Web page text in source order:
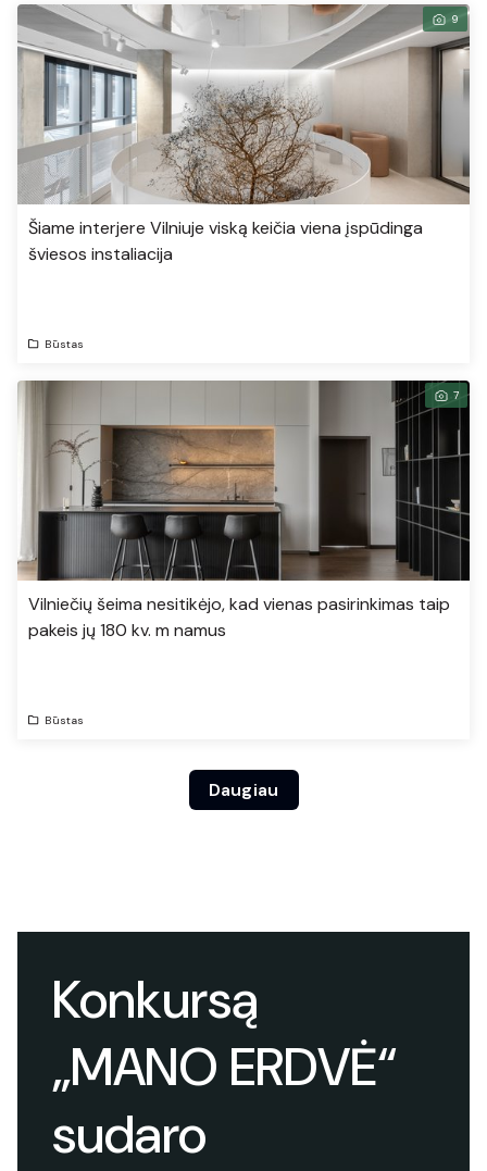
9
Šiame interjere Vilniuje viską keičia viena įspūdinga
šviesos instaliacija
Būstas
7
Vilniečių šeima nesitikėjo, kad vienas pasirinkimas taip
pakeis jų 180 kv. m namus
Būstas
Daugiau
Konkursą
„MANO ERDVĖ“
sudaro